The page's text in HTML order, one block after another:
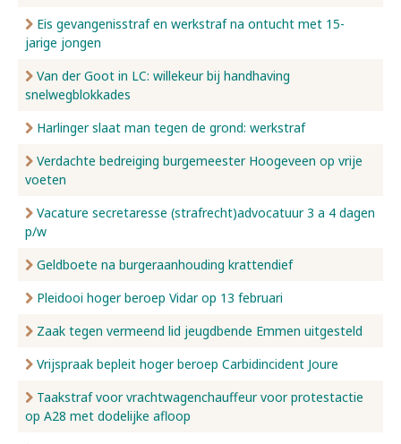
Eis gevangenisstraf en werkstraf na ontucht met 15-
jarige jongen
Van der Goot in LC: willekeur bij handhaving
snelwegblokkades
Harlinger slaat man tegen de grond: werkstraf
Verdachte bedreiging burgemeester Hoogeveen op vrije
voeten
Vacature secretaresse (strafrecht)advocatuur 3 a 4 dagen
p/w
Geldboete na burgeraanhouding krattendief
Pleidooi hoger beroep Vidar op 13 februari
Zaak tegen vermeend lid jeugdbende Emmen uitgesteld
Vrijspraak bepleit hoger beroep Carbidincident Joure
Taakstraf voor vrachtwagenchauffeur voor protestactie
op A28 met dodelijke afloop